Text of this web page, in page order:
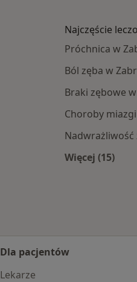
Najczęście
Próchnica w
Ból zęba w
Braki zębowe
Choroby
Więcej (15)
Dla pacjentów
Lekarze